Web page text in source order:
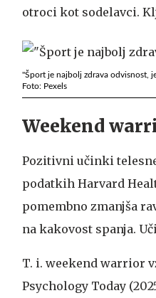
otroci kot sodelavci.
"Šport je najbolj zdrava odvisnost,
Foto: Pexels
Weekend
Pozitivni učinki
podatkih Harvard
pomembno zmanjša
na kakovost spanja.
T. i. weekend warrior
Psychology Today